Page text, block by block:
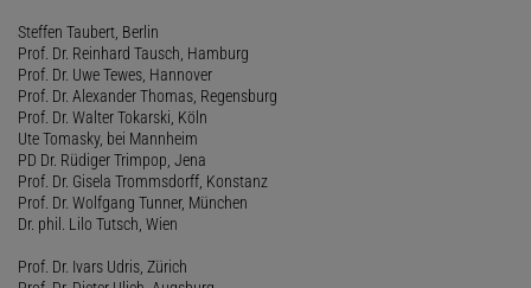
Steffen Taubert, Berlin
Prof. Dr. Reinhard Tausch, Hamburg
Prof. Dr. Uwe Tewes, Hannover
Prof. Dr. Alexander Thomas, Regensburg
Prof. Dr. Walter Tokarski, Köln
Ute Tomasky, bei Mannheim
PD Dr. Rüdiger Trimpop, Jena
Prof. Dr. Gisela Trommsdorff, Konstanz
Prof. Dr. Wolfgang Tunner, München
Dr. phil. Lilo Tutsch, Wien
Prof. Dr. Ivars Udris, Zürich